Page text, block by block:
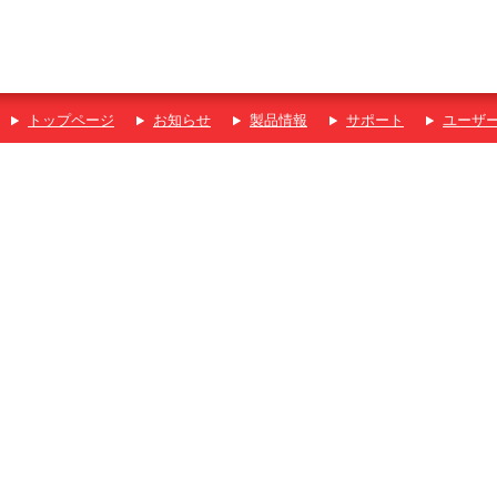
トップページ お知らせ 製品情報 サポート ユーザ